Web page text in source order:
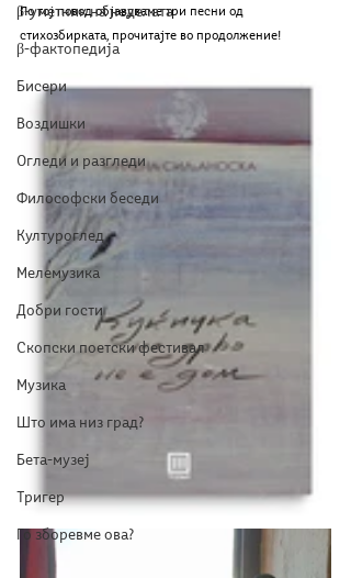
β-уметник на неделата
β-фактопедија
Бисери
Воздишки
Огледи и разгледи
Философски беседи
Културоглед
Мелемузика
Добри гости
Скопски поетски фестивал
Музика
Што има низ град?
Бета-музеј
Тригер
Го зборевме ова?
По тој повод објавуваме три песни од
стихозбирката, прочитајте во продолжение!